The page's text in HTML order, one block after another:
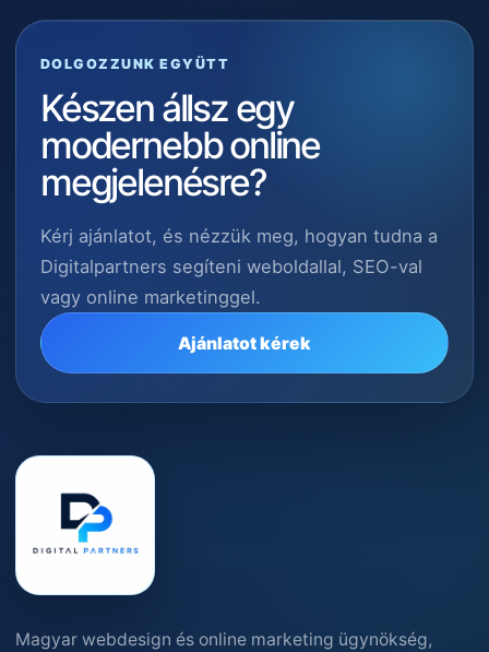
DOLGOZZUNK EGYÜTT
Készen állsz egy
modernebb online
megjelenésre?
Kérj ajánlatot, és nézzük meg, hogyan tudna a
Digitalpartners segíteni weboldallal, SEO-val
vagy online marketinggel.
Ajánlatot kérek
Magyar webdesign és online marketing ügynökség,